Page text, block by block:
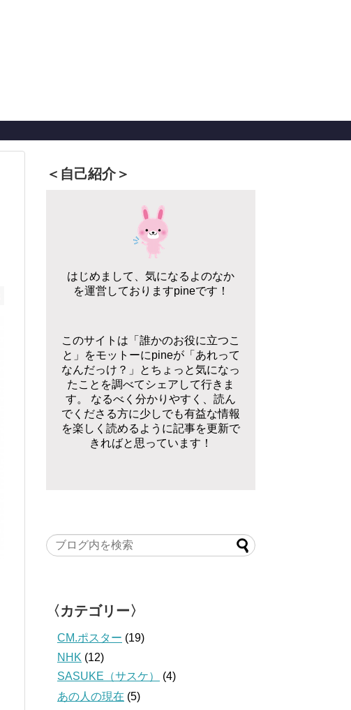
＜自己紹介＞
はじめまして、気になるよのなか
を運営しておりますpineです！
このサイトは「誰かのお役に立つこ
と」をモットーにpineが「あれって
なんだっけ？」とちょっと気になっ
たことを調べてシェアして行きま
す。 なるべく分かりやすく、読ん
でくださる方に少しでも有益な情報
を楽しく読めるように記事を更新で
きればと思っています！
〈カテゴリー〉
CM.ポスター (19)
NHK (12)
SASUKE（サスケ）
(4)
あの人の現在 (5)